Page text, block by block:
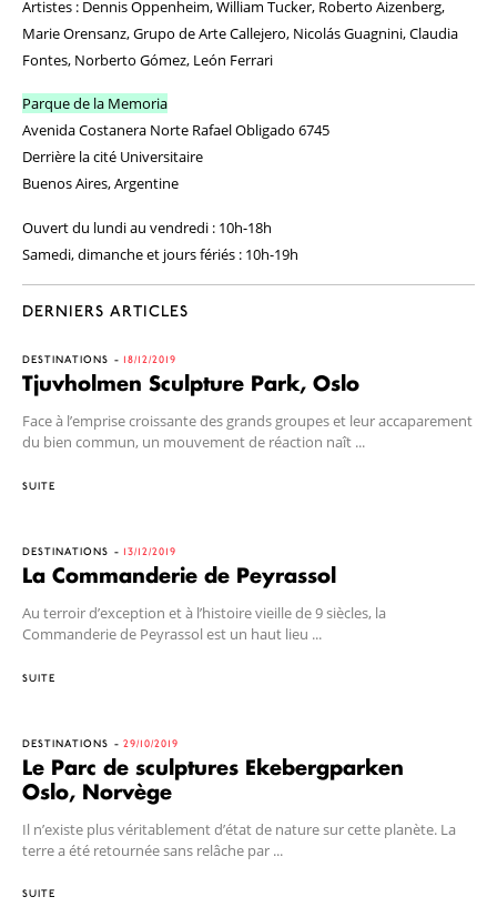
Artistes : Dennis Oppenheim, William Tucker, Roberto Aizenberg,
Marie Orensanz, Grupo de Arte Callejero, Nicolás Guagnini, Claudia
Fontes, Norberto Gómez, León Ferrari
Parque de la Memoria
Avenida Costanera Norte Rafael Obligado 6745
Derrière la cité Universitaire
Buenos Aires, Argentine
Ouvert du lundi au vendredi : 10h-18h
Samedi, dimanche et jours fériés : 10h-19h
DERNIERS ARTICLES
DESTINATIONS 18/12/2019
Tjuvholmen Sculpture Park, Oslo
Face à l’emprise croissante des grands groupes et leur accaparement
du bien commun, un mouvement de réaction naît ...
SUITE
DESTINATIONS 13/12/2019
La Commanderie de Peyrassol
Au terroir d’exception et à l’histoire vieille de 9 siècles, la
Commanderie de Peyrassol est un haut lieu ...
SUITE
DESTINATIONS 29/10/2019
Le Parc de sculptures Ekebergparken
Oslo, Norvège
Il n’existe plus véritablement d’état de nature sur cette planète. La
terre a été retournée sans relâche par ...
SUITE